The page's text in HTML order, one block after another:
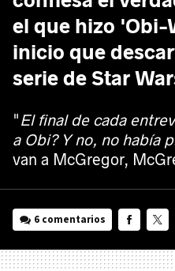
el que hizo 'Obi-
inicio que
serie de Star
"El final de cada
a Obi? Y no, no había
van a McGregor,
6 comentarios